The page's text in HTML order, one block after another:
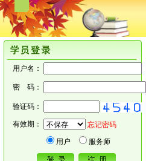
用户名：
密 码：
验证码：
有效期：
忘记密码
用户
服务师